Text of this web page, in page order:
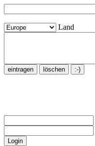
Land